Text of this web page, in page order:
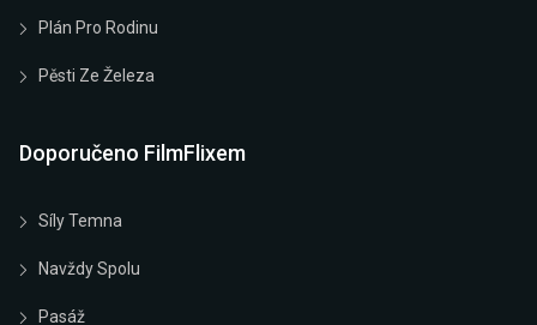
Plán Pro Rodinu
Pěsti Ze Železa
Doporučeno FilmFlixem
Síly Temna
Navždy Spolu
Pasáž